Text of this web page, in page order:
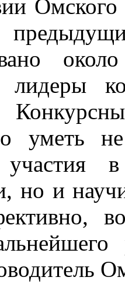
лидеры
уметь не
но и